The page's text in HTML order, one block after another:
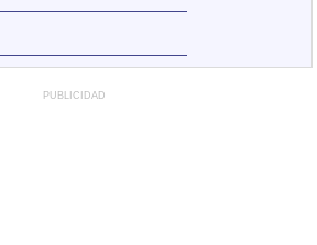
PUBLICIDAD